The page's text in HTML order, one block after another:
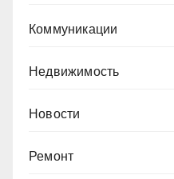
Коммуникации
Недвижимость
Новости
Ремонт